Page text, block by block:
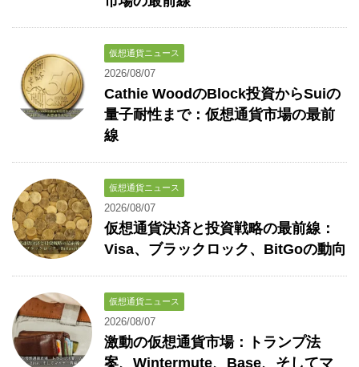
仮想通貨ニュース
2026/08/07
Cathie WoodのBlock投資からSuiの
量子耐性まで：仮想通貨市場の最前
線
仮想通貨ニュース
2026/08/07
仮想通貨決済と投資戦略の最前線：
Visa、ブラックロック、BitGoの動向
仮想通貨ニュース
2026/08/07
激動の仮想通貨市場：トランプ法
案、Wintermute、Base、そしてマ